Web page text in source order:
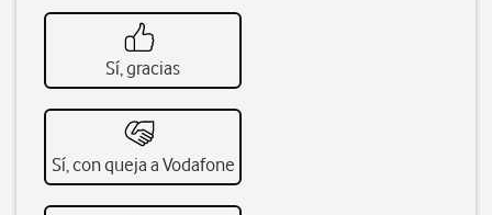
Sí, gracias
Sí, con queja a Vodafone